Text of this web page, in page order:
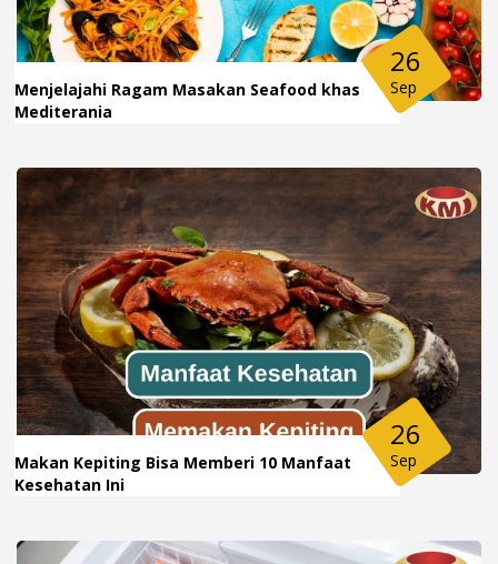
Menjelajahi Ragam Masakan Seafood khas
Mediterania
26
Sep
Makan Kepiting Bisa Memberi 10 Manfaat
Kesehatan Ini
26
Sep